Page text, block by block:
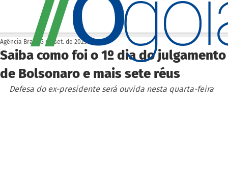
Saiba como foi o 1º dia do julgamento
de Bolsonaro e mais sete réus
Agência Brasil 3 de set. de 2025
Defesa do ex-presidente será ouvida nesta quarta-feira